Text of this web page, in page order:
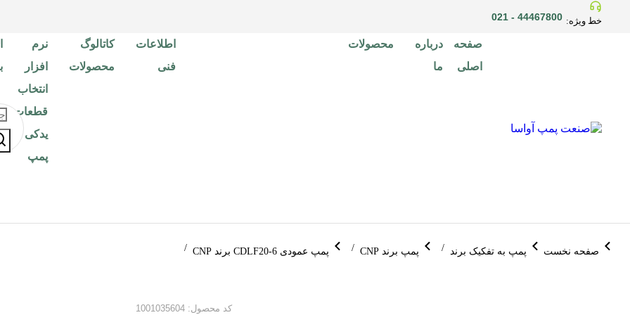
خط ویژه: 44467800 - 021
صفحه
اصلی
درباره
ما
محصولات
اطلاعات
فنی
کاتالوگ
محصولات
نرم
افزار
انتخاب
قطعات
یدکی
پمپ
مکان شما:
صفحه نخست پمپ به تفکیک برند پمپ برند CNP پمپ عمودی CDLF20-6 برند CNP
کد محصول: 1001035604